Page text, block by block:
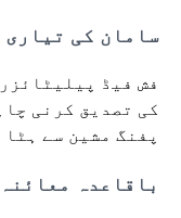
سامان کی تیاری
فش فیڈ
کی تصدیق کرنی
پفنگ مشین سے
باقاعدہ معائنہ